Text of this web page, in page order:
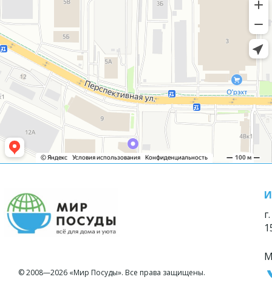
© 2008—2026 «Мир Посуды». Все права защищены.